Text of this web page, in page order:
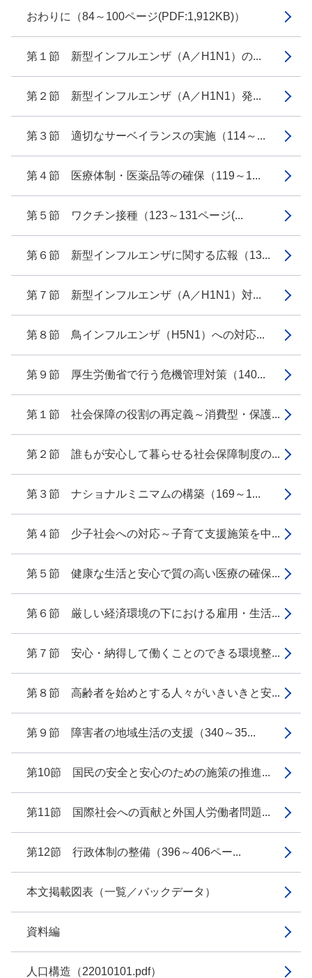
おわりに（84～100ページ(PDF:1,912KB)）
第１節 新型インフルエンザ（A／H1N1）の...
第２節 新型インフルエンザ（A／H1N1）発...
第３節 適切なサーベイランスの実施（114～...
第４節 医療体制・医薬品等の確保（119～1...
第５節 ワクチン接種（123～131ページ(...
第６節 新型インフルエンザに関する広報（13...
第７節 新型インフルエンザ（A／H1N1）対...
第８節 鳥インフルエンザ（H5N1）への対応...
第９節 厚生労働省で行う危機管理対策（140...
第１節 社会保障の役割の再定義～消費型・保護...
第２節 誰もが安心して暮らせる社会保障制度の...
第３節 ナショナルミニマムの構築（169～1...
第４節 少子社会への対応～子育て支援施策を中...
第５節 健康な生活と安心で質の高い医療の確保...
第６節 厳しい経済環境の下における雇用・生活...
第７節 安心・納得して働くことのできる環境整...
第８節 高齢者を始めとする人々がいきいきと安...
第９節 障害者の地域生活の支援（340～35...
第10節 国民の安全と安心のための施策の推進...
第11節 国際社会への貢献と外国人労働者問題...
第12節 行政体制の整備（396～406ペー...
本文掲載図表（一覧／バックデータ）
資料編
人口構造（22010101.pdf）